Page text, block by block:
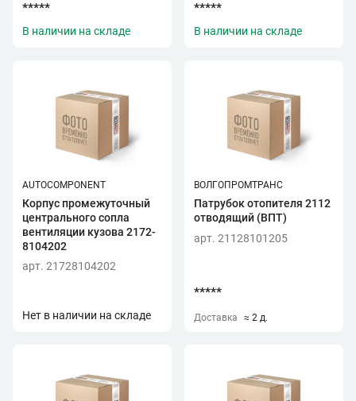
*****
В наличии на складе
*****
В наличии на складе
AUTOCOMPONENT
Корпус промежуточный
центрального сопла
вентиляции кузова 2172-
8104202
арт. 21728104202
Нет в наличии на складе
ВОЛГОПРОМТРАНС
Патрубок отопителя 2112
отводящий (ВПТ)
арт. 21128101205
*****
Доставка ≈ 2 д.